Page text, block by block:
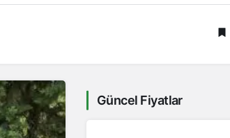
Güncel Fiyatlar